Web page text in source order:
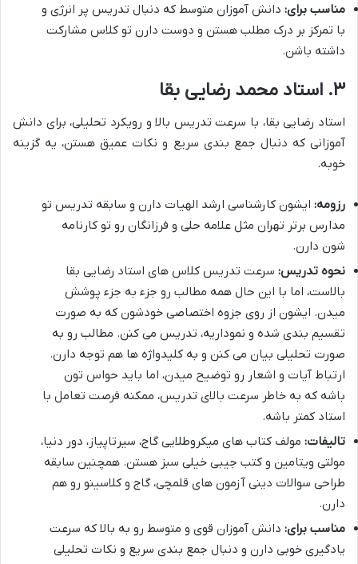
مناسب برای: دانش آموزان متوسط که دنبال تدریس پر انرژی و
با تمرکز بر درک مطلب هستن و دوست دارن تو کلاس مشارکت
داشته باشن.
۳. استاد محمد رضایی بقا
استاد رضایی بقا، با سرعت تدریس بالا و رویکرد تحلیلی، برای دانش
آموزانی که دنبال جمع بندی سریع و نکات عمیق هستن، یه گزینه
خوبه.
رزومه: ایشون کارشناسی ارشد الهیات دارن و سابقه تدریس تو
مدارس برتر تهران مثل علامه حلی و فرزانگان رو تو کارنامه
شون دارن.
نحوه تدریس: سرعت تدریس کلاس های استاد رضایی بقا
بالاست، اما با این حال همه مطالب رو جزء به جزء پوشش
میدن. ایشون از روی جزوه اختصاصی خودشون که به صورت
تقسیم بندی شده و نموداریه، تدریس می کنن. مطالب رو به
صورت تحلیلی بیان می کنن و به کلیدواژه ها هم توجه دارن.
ارتباط آیات و اشعار رو توضیح میدن، اما باید حواس تون
باشه که به خاطر سرعت بالای تدریس، ممکنه فرصت تعامل با
استاد کمتر باشه.
تالیفات: مولف کتاب های میکروطلایی گاج، سیرتاپیاز، دور دنیا،
مولتی ویتامین و کتب جیبی خیلی سبز هستن. همچنین سابقه
طراحی سوالات دینی آزمون های قلمچی، گاج و کلاسینو رو هم
دارن.
مناسب برای: دانش آموزان قوی و متوسط رو به بالا که سرعت
یادگیری خوبی دارن و دنبال جمع بندی سریع و نکات تحلیلی